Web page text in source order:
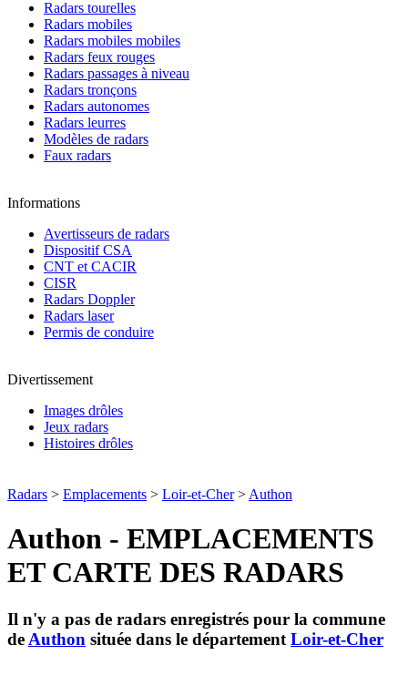
Radars tourelles
Radars mobiles
Radars mobiles mobiles
Radars feux rouges
Radars passages à niveau
Radars tronçons
Radars autonomes
Radars leurres
Modèles de radars
Faux radars
Informations
Avertisseurs de radars
Dispositif CSA
CNT et CACIR
CISR
Radars Doppler
Radars laser
Permis de conduire
Divertissement
Images drôles
Jeux radars
Histoires drôles
Radars > Emplacements > Loir-et-Cher> Authon
Authon - EMPLACEMENTS
ET CARTE DES RADARS
Il n'y a pas de radars enregistrés pour la commune
de Authon située dans le département Loir-et-Cher